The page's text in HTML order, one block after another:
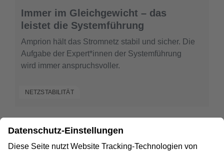
Immer im Gleichgewicht – das
leistet die Systemführung
Amprion hält das Stromnetz stabil und sicher. Die
Aufgabe der Expert*innen der Systemführung
wird immer anspruchsvoller.
NETZSTABILITÄT